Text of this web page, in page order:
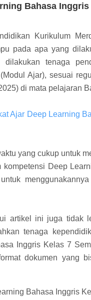
Bahasa
Kurikulum
pada apa yang
dilakukan tenaga
Ajar), sesuai
di mata pelajaran
Ajar Deep Learning
yang cukup untuk
kompetensi Deep
artikel ini juga tidak
tenaga
Inggris Kelas 7
dokumen yang
Bahasa Inggris